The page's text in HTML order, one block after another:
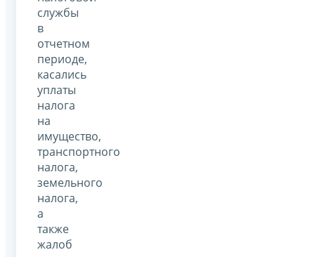
службы
в
отчетном
периоде,
касались
уплаты
налога
на
имущество,
транспортного
налога,
земельного
налога,
а
также
жалоб